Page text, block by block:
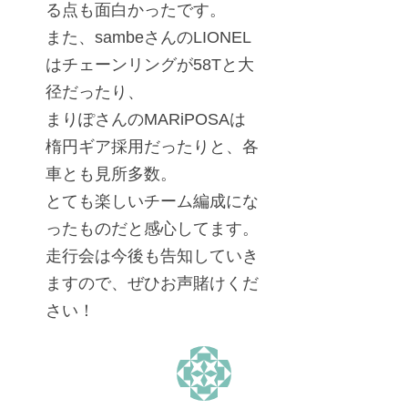
る点も面白かったです。
また、sambeさんのLIONEL
はチェーンリングが58Tと大
径だったり、
まりぽさんのMARiPOSAは
楕円ギア採用だったりと、各
車とも見所多数。
とても楽しいチーム編成にな
ったものだと感心してます。
走行会は今後も告知していき
ますので、ぜひお声賭けくだ
さい！